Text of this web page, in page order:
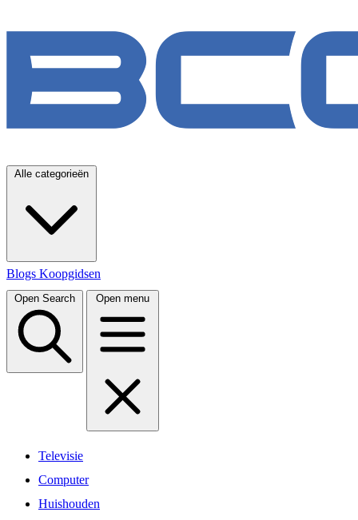
Alle categorieën
Blogs Koopgidsen
Open Search Open menu
Televisie
Computer
Huishouden